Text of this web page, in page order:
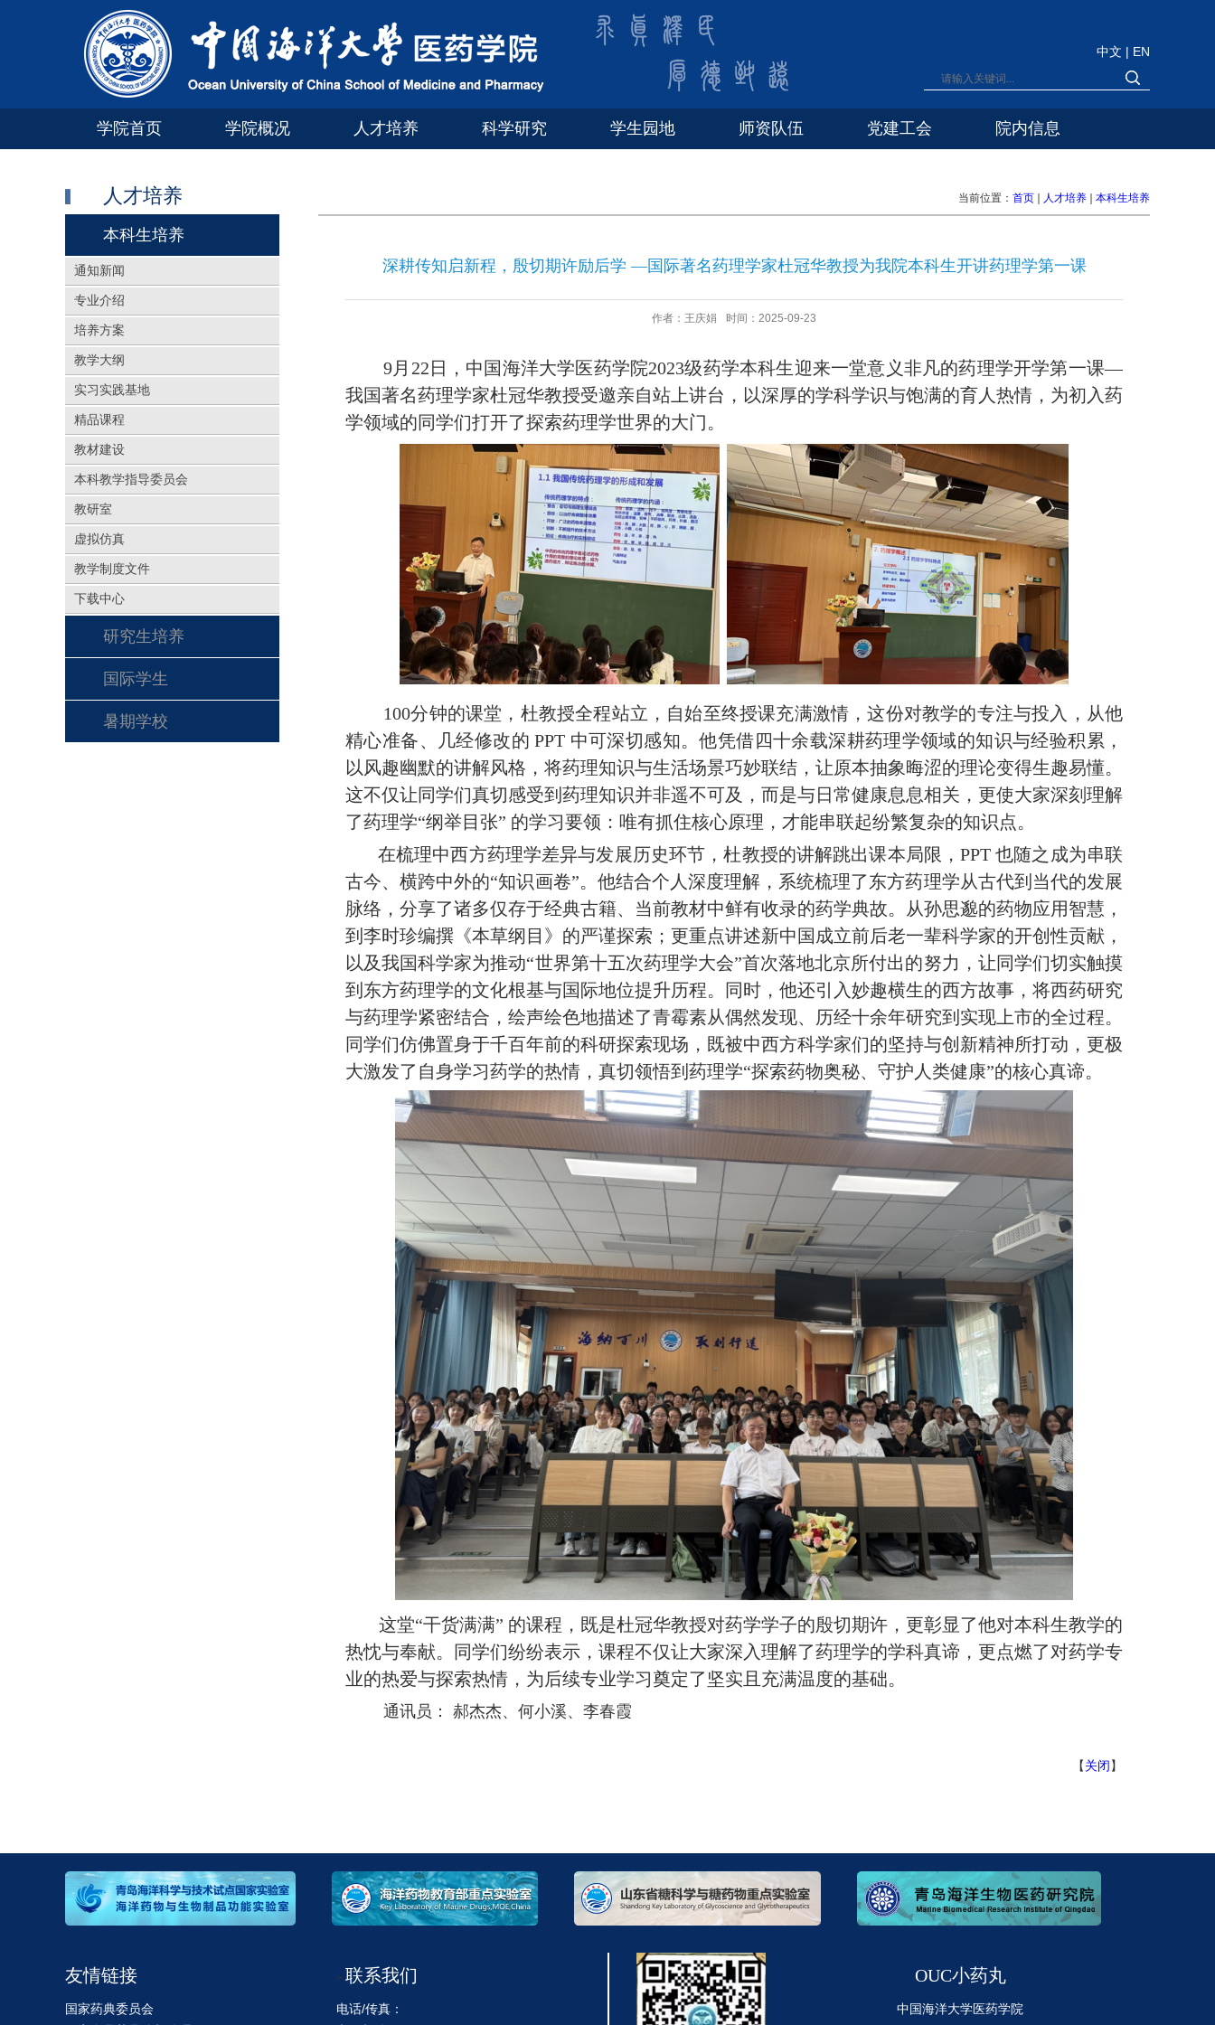
中文 | EN
学院首页 学院概况 人才培养 科学研究 学生园地 师资队伍 党建工会 院内信息
人才培养
本科生培养
通知新闻
专业介绍
培养方案
教学大纲
实习实践基地
精品课程
教材建设
本科教学指导委员会
教研室
虚拟仿真
教学制度文件
下载中心
研究生培养
国际学生
暑期学校
当前位置： 首页 人才培养 本科生培养
深耕传知启新程，殷切期许励后学 —国际著名药理学家杜冠华教授为我院本科生开讲药理学第一课
作者：王庆娟 时间：2025-09-23
9月22日，中国海洋大学医药学院2023级药学本科生迎来一堂意义非凡的药理学开学第一课—
我国著名药理学家杜冠华教授受邀亲自站上讲台，以深厚的学科学识与饱满的育人热情，为初入药
学领域的同学们打开了探索药理学世界的大门。
100分钟的课堂， 杜教授全程站立，自始至终授课充满激情，这份对教学的专注与投入，从他
精心准备、几经修改的 PPT 中可深切感知。他凭借四十余载深耕药理学领域的知识与经验积累，
以风趣幽默的讲解风格，将药理知识与生活场景巧妙联结，让原本抽象晦涩的理论变得生趣易懂。
这不仅让同学们真切感受到药理知识并非遥不可及，而是与日常健康息息相关，更使大家深刻理解
了药理学“纲举目张” 的学习要领 ： 唯有抓住核心原理，才能串联起纷繁复杂的知识点。
在梳理中西方药理学差异与发展历史环节，杜教授的讲解跳出课本局限，PPT 也随之成为串联
古今、横跨中外的“知识画卷”。他结合个人深度理解 ， 系统梳理了东方药理学从古代到当代的发展
脉络 ， 分享了诸多仅存于经典古籍、当前教材中鲜有收录的药学典故。 从孙思邈的药物应用智慧，
到李时珍编撰《本草纲目》的严谨探索；更重点讲述新中国成立前后老一辈科学家的开创性贡献，
以及我国科学家为推动“世界第十五次药理学大会”首次落地北京所付出的努力，让同学们切实触摸
到东方药理学的文化根基与国际地位提升历程。同时，他还引入妙趣横生的西方故事，将西药研究
与药理学紧密结合，绘声绘色地描述了青霉素从偶然发现、历经十余年研究到实现上市的全过程。
同学们仿佛置身于千百年前的科研探索现场，既被中西方科学家们的坚持与创新精神所打动，更极
大激发了自身学习药学的热情，真切领悟到药理学“探索药物奥秘、守护人类健康”的核心真谛。
这堂“干货满满” 的课程，既是杜冠华教授对药学学子的殷切期许，更彰显了他对本科生教学的
热忱与奉献。同学们纷纷表示，课程不仅让大家深入理解了药理学的学科真谛，更点燃了对药学专
业的热爱与探索热情，为后续专业学习奠定了坚实且充满温度的基础。
通讯员： 郝杰杰、何小溪、李春霞
【关闭】
友情链接
国家药典委员会
> 联系我们
电话/传真：
OUC小药丸
中国海洋大学医药学院